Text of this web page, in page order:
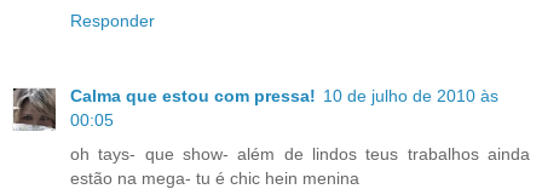
Responder
Calma que estou com pressa! 10 de julho de 2010 às
00:05
oh tays- que show- além de lindos teus trabalhos ainda
estão na mega- tu é chic hein menina